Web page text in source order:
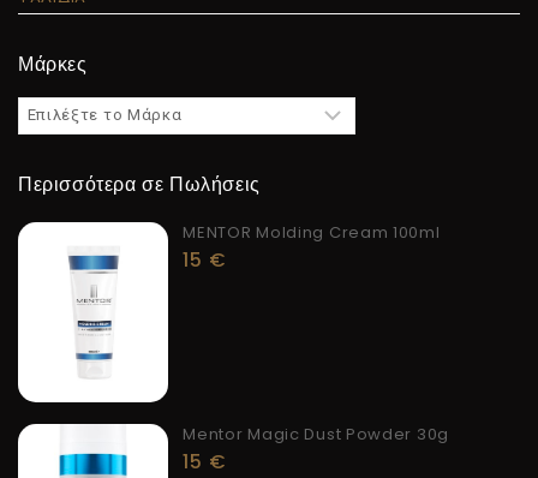
Μάρκες
Περισσότερα σε Πωλήσεις
MENTOR Molding Cream 100ml
15 €
Mentor Magic Dust Powder 30g
15 €